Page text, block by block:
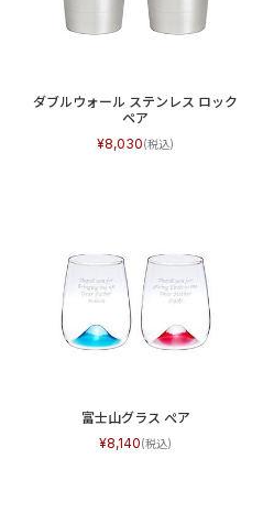
ダブルウォール ステンレス ロック
ペア
8,030
富士山グラス ぺア
8,140